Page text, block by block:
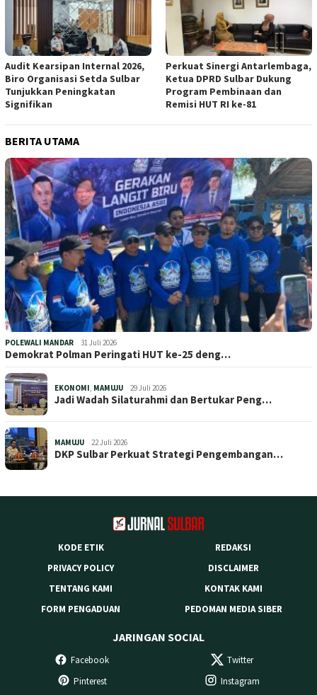
Audit Kearsipan Internal 2026,
Biro Organisasi Setda Sulbar
Tunjukkan Peningkatan
Signifikan
Perkuat Sinergi Antarlembaga,
Ketua DPRD Sulbar Dukung
Program Pembinaan dan
Remisi HUT RI ke-81
BERITA UTAMA
POLEWALI MANDAR 31 Juli 2026
Demokrat Polman Peringati HUT ke-25 deng…
EKONOMI, MAMUJU 29 Juli 2026
Jadi Wadah Silaturahmi dan Bertukar Peng…
MAMUJU 22 Juli 2026
DKP Sulbar Perkuat Strategi Pengembangan…
KODE ETIK
REDAKSI
PRIVACY POLICY
DISCLAIMER
TENTANG KAMI
KONTAK KAMI
FORM PENGADUAN
PEDOMAN MEDIA SIBER
JARINGAN SOCIAL
Facebook
Twitter
Pinterest
Instagram